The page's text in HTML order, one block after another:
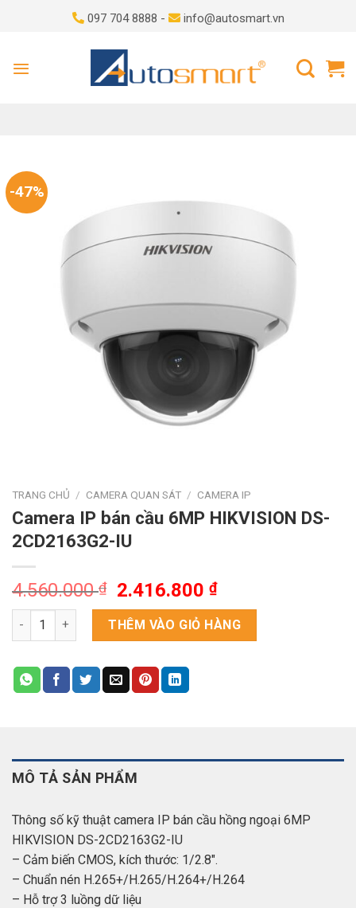
097 704 8888 - info@autosmart.vn
-47%
TRANG CHỦ / CAMERA QUAN SÁT / CAMERA IP
Camera IP bán cầu 6MP HIKVISION DS-
2CD2163G2-IU
4.560.000₫
Giá
gốc
là:
4.560.000 ₫.
2.416.800₫Giá
hiện
tại
là:
Camera IP bán cầu 6MP HIKVISION DS-2CD2163G2-IU số lượng
THÊM VÀO GIỎ HÀNG
MÔ TẢ SẢN PHẨM
Thông số kỹ thuật camera IP bán cầu hồng ngoại 6MP
HIKVISION DS-2CD2163G2-IU
– Cảm biến CMOS, kích thước: 1/2.8″.
– Chuẩn nén H.265+/H.265/H.264+/H.264
– Hỗ trợ 3 luồng dữ liệu